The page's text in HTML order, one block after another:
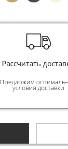
Рассчитать
Предложим
условия доставки